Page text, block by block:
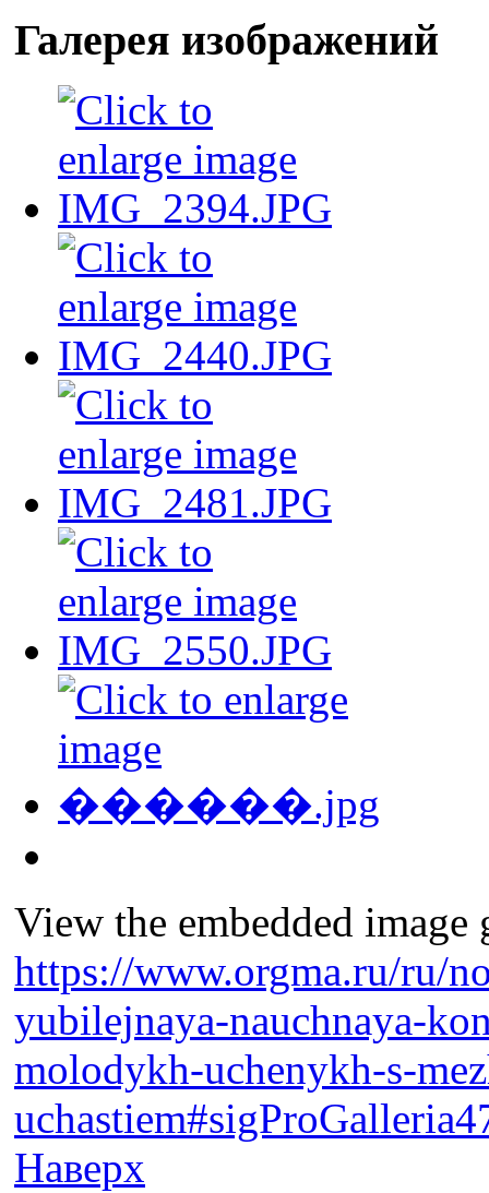
Галерея изображений
View the embedded
https://www.orgma.ru/ru/
yubilejnaya-nauchnaya-
molodykh-uchenykh-s-
Наверх